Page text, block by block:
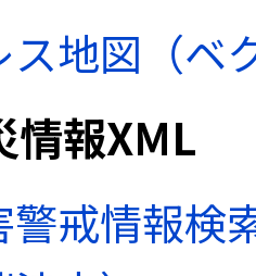
ス地図（ベ
情報XML
警戒情報検